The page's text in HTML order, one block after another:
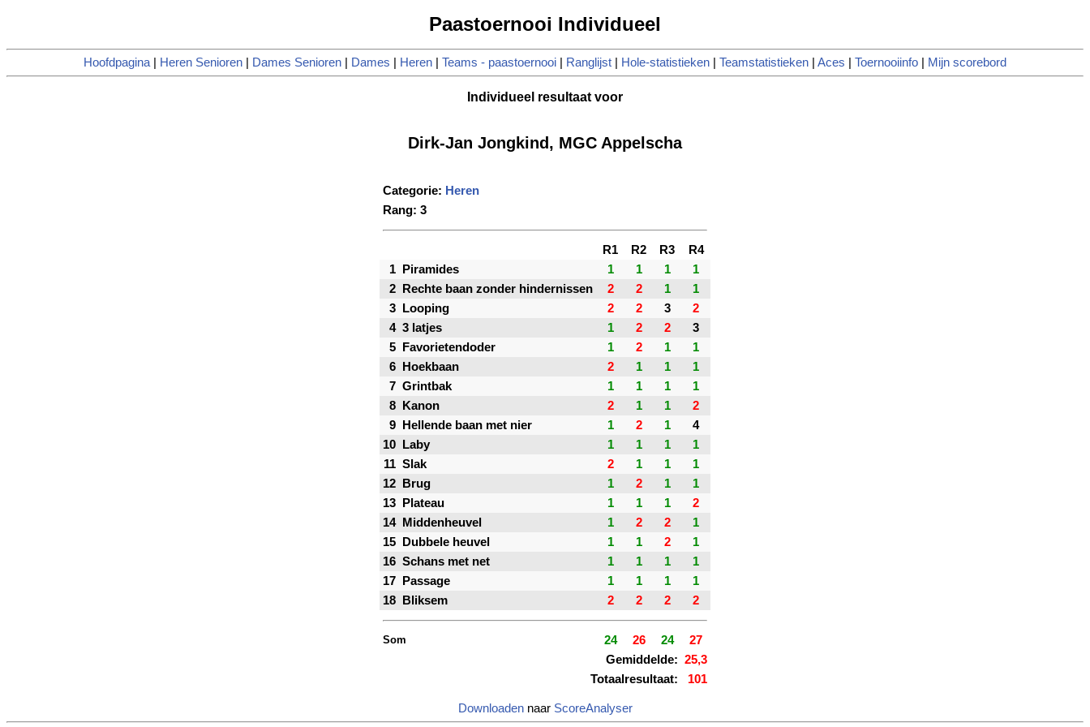
Paastoernooi Individueel
Hoofdpagina| Heren Senioren Dames Senioren Dames Heren Teams - paastoernooi Ranglijst Hole-statistieken Teamstatistieken Aces Toernooiinfo Mijn scorebord
Individueel resultaat voor
Dirk-Jan Jongkind, MGC Appelscha
Categorie: Heren
Rang: 3
R1 R2 R3
R4
1
Piramides 1 1 1
1
2
Rechte baan zonder hindernissen 2 2 1
1
3
Looping 2 2 3
2
4 3 latjes 1 2 2
3
5
Favorietendoder 1 2 1
1
6
Hoekbaan 2 1 1
1
7 Grintbak 1 1 1
1
8
Kanon 2 1 1
2
9
Hellende baan met nier 1 2 1
4
10
Laby 1 1 1
1
11 Slak 2 1 1
1
12
Brug 1 2 1
1
13
Plateau 1 1 1
2
14
Middenheuvel 1 2 2
1
15
Dubbele heuvel 1 1 2
1
16 Schans met net 1 1 1
1
17
Passage 1 1 1
1
18
Bliksem 2 2 2 2
Som 24 26 24
27
Gemiddelde: 25,3
Totaalresultaat:
101
Downloadennaar ScoreAnalyser